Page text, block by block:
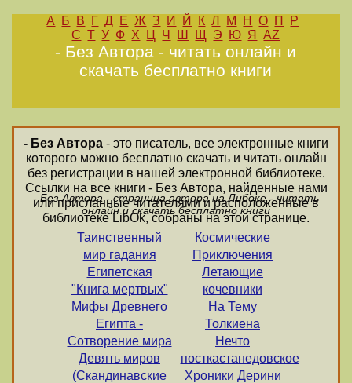
А Б В Г Д Е Ж З И Й К Л М Н О П
Р
С Т У Ф Х Ц Ч Ш Щ Э Ю Я AZ
- Без Автора - читать онлайн и
скачать бесплатно книги
- Без Автора - это писатель, все электронные книги
которого можно бесплатно скачать и читать онлайн
без регистрации в нашей электронной библиотеке.
Ссылки на все книги - Без Автора, найденные нами
или присланные читателями и расположенные в
библиотеке LibOk, собраны на этой странице.
- Без Автора - страница автора на Либоке - читать
онлайн и скачать бесплатно книги
Таинственный
мир гадания
Египетская
"Книга мертвых"
Мифы Древнего
Египта -
Сотворение мира
Девять миров
(Скандинавские
Космические
Приключения
Летающие
кочевники
На Тему
Толкиена
Нечто
посткастанедовское
Хроники Дерини